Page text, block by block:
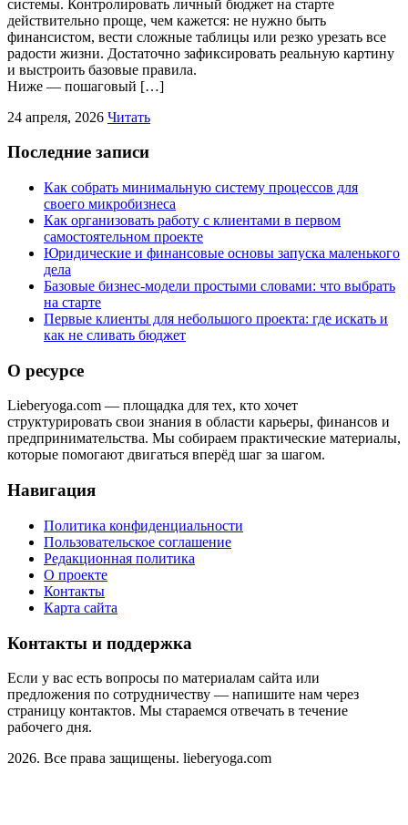
системы. Контролировать личный бюджет на старте
действительно проще, чем кажется: не нужно быть
финансистом, вести сложные таблицы или резко урезать все
радости жизни. Достаточно зафиксировать реальную картину
и выстроить базовые правила.
Ниже — пошаговый […]
24 апреля, 2026 Читать
Последние записи
Как собрать минимальную систему процессов для
своего микробизнеса
Как организовать работу с клиентами в первом
самостоятельном проекте
Юридические и финансовые основы запуска маленького
дела
Базовые бизнес-модели простыми словами: что выбрать
на старте
Первые клиенты для небольшого проекта: где искать и
как не сливать бюджет
О ресурсе
Lieberyoga.com — площадка для тех, кто хочет
структурировать свои знания в области карьеры, финансов и
предпринимательства. Мы собираем практические материалы,
которые помогают двигаться вперёд шаг за шагом.
Навигация
Политика конфиденциальности
Пользовательское соглашение
Редакционная политика
О проекте
Контакты
Карта сайта
Контакты и поддержка
Если у вас есть вопросы по материалам сайта или
предложения по сотрудничеству — напишите нам через
страницу контактов. Мы стараемся отвечать в течение
рабочего дня.
2026. Все права защищены. lieberyoga.com